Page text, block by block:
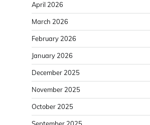
April 2026
March 2026
February 2026
January 2026
December 2025
November 2025
October 2025